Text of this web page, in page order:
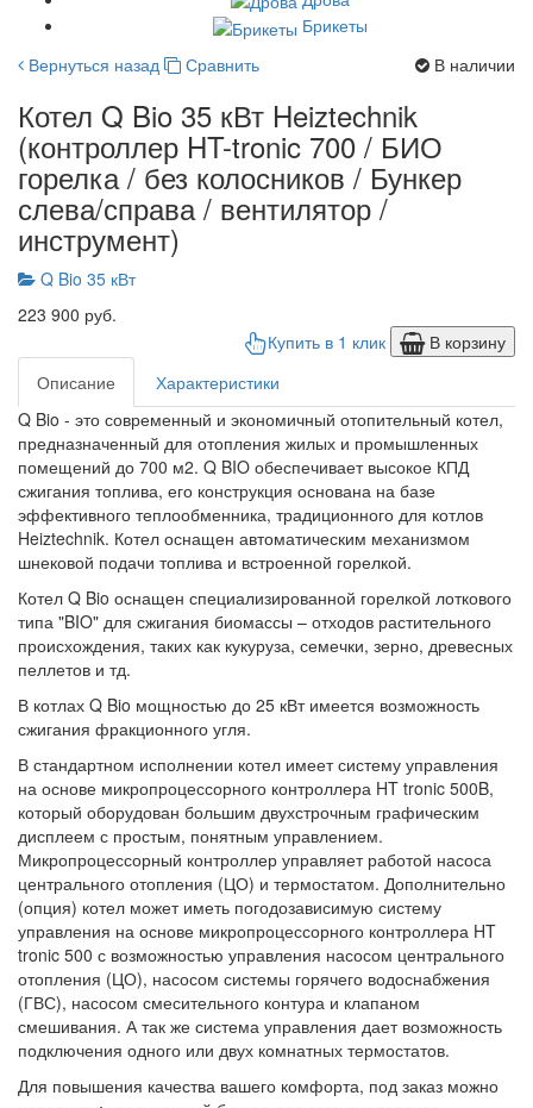
Брикеты
Вернуться назад
Сравнить В наличии
Котел Q Bio 35 кВт Heiztechnik
(контроллер HT-tronic 700 / БИО
горелка / без колосников / Бункер
слева/справа / вентилятор /
инструмент)
Q Bio 35 кВт
223 900 руб.
Купить в 1 клик
В корзину
Описание
Характеристики
Q Bio - это современный и экономичный отопительный котел,
предназначенный для отопления жилых и промышленных
помещений до 700 м2. Q BIO обеспечивает высокое КПД
сжигания топлива, его конструкция основана на базе
эффективного теплообменника, традиционного для котлов
Heiztechnik. Котел оснащен автоматическим механизмом
шнековой подачи топлива и встроенной горелкой.
Котел Q Bio оснащен специализированной горелкой лоткового
типа "BIO" для сжигания биомассы – отходов растительного
происхождения, таких как кукуруза, семечки, зерно, древесных
пеллетов и тд.
В котлах Q Bio мощностью до 25 кВт имеется возможность
сжигания фракционного угля.
В стандартном исполнении котел имеет систему управления
на основе микропроцессорного контроллера HT tronic 500B,
который оборудован большим двухстрочным графическим
дисплеем с простым, понятным управлением.
Микропроцессорный контроллер управляет работой насоса
центрального отопления (ЦО) и термостатом. Дополнительно
(опция) котел может иметь погодозависимую систему
управления на основе микропроцессорного контроллера HT
tronic 500 с возможностью управления насосом центрального
отопления (ЦО), насосом системы горячего водоснабжения
(ГВС), насосом смесительного контура и клапаном
смешивания. А так же система управления дает возможность
подключения одного или двух комнатных термостатов.
Для повышения качества вашего комфорта, под заказ можно